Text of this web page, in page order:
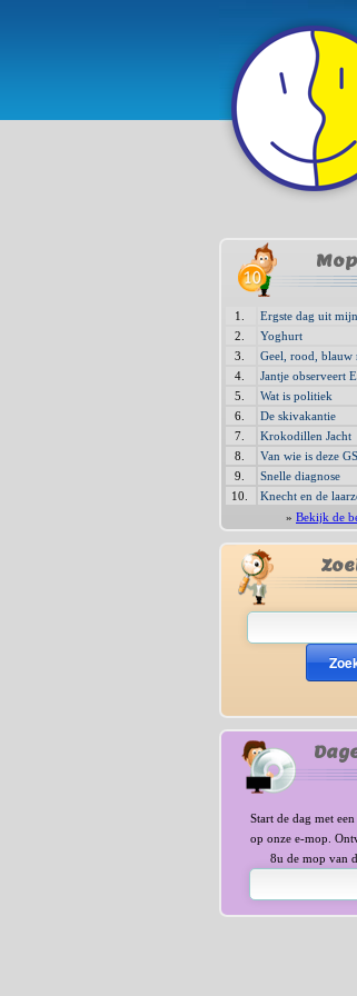
1. Ergste dag uit
2.
Yoghurt
3.
Geel, rood, blauw
4.
Jantje observeert
5.
Wat is politiek
6.
De skivakantie
7.
Krokodillen Jacht
8.
Van wie is deze
9.
Snelle diagnose
10.
Knecht en de
» Bekijk de
Start de dag met
op onze e-mop.
8u de mop van